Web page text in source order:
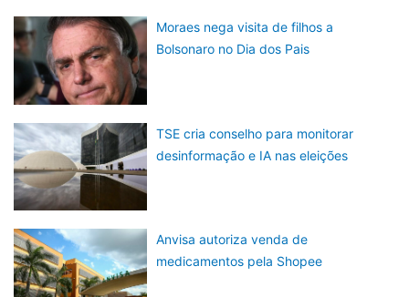
Moraes nega visita de filhos a
Bolsonaro no Dia dos Pais
TSE cria conselho para monitorar
desinformação e IA nas eleições
Anvisa autoriza venda de
medicamentos pela Shopee